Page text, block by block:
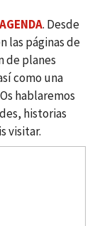
. Desde
las páginas de
de planes
como una
hablaremos
historias
visitar.